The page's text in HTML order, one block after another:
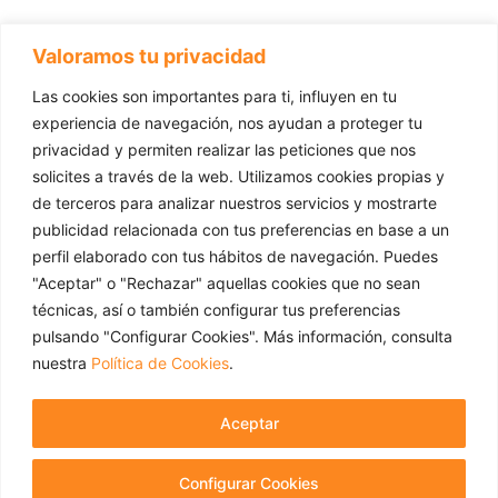
Valoramos tu privacidad
Las cookies son importantes para ti, influyen en tu
experiencia de navegación, nos ayudan a proteger tu
privacidad y permiten realizar las peticiones que nos
solicites a través de la web. Utilizamos cookies propias y
de terceros para analizar nuestros servicios y mostrarte
publicidad relacionada con tus preferencias en base a un
perfil elaborado con tus hábitos de navegación. Puedes
"Aceptar" o "Rechazar" aquellas cookies que no sean
técnicas, así o también configurar tus preferencias
pulsando "Configurar Cookies". Más información, consulta
nuestra Política de Cookies.
Configurar Cookies
Aceptar
Email: frutapac@frutapac.com
+34 93 240 5630